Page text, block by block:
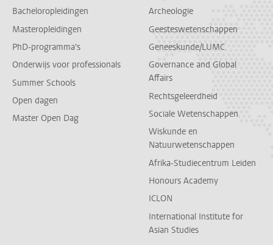
Bacheloropleidingen
Masteropleidingen
PhD-programma's
Onderwijs voor professionals
Summer Schools
Open dagen
Master Open Dag
Archeologie
Geesteswetenschappen
Geneeskunde/LUMC
Governance and Global
Affairs
Rechtsgeleerdheid
Sociale Wetenschappen
Wiskunde en
Natuurwetenschappen
Afrika-Studiecentrum Leiden
Honours Academy
ICLON
International Institute for
Asian Studies